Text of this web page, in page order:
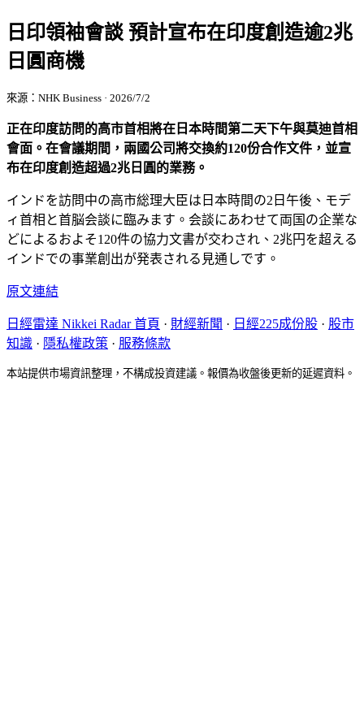
日印領袖會談 預計宣布在印度創造逾2兆
日圓商機
來源：NHK Business · 2026/7/2
正在印度訪問的高市首相將在日本時間第二天下午與莫迪首相
會面。在會議期間，兩國公司將交換約120份合作文件，並宣
布在印度創造超過2兆日圓的業務。
インドを訪問中の高市総理大臣は日本時間の2日午後、モデ
ィ首相と首脳会談に臨みます。会談にあわせて両国の企業な
どによるおよそ120件の協力文書が交わされ、2兆円を超える
インドでの事業創出が発表される見通しです。
原文連結
日經雷達 Nikkei Radar 首頁 · 財經新聞 · 日經225成份股 · 股市
知識 · 隱私權政策 · 服務條款
本站提供市場資訊整理，不構成投資建議。報價為收盤後更新的延遲資料。